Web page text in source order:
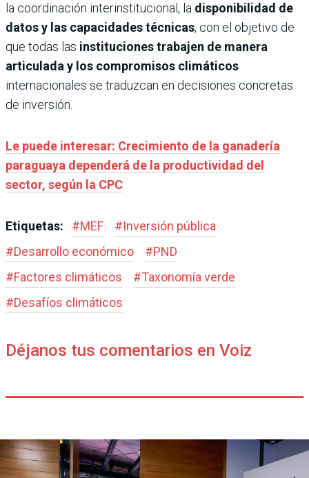
la coordinación interinstitucional, la disponibilidad de
datos y las capacidades técnicas, con el objetivo de
que todas las instituciones trabajen de manera
articulada y los compromisos climáticos
internacionales se traduzcan en decisiones concretas
de inversión.
Le puede interesar: Crecimiento de la ganadería
paraguaya dependerá de la productividad del
sector, según la CPC
Etiquetas: #MEF #Inversión pública
#Desarrollo económico #PND
#Factores climáticos #Taxonomía verde
#Desafíos climáticos
Déjanos tus comentarios en Voiz